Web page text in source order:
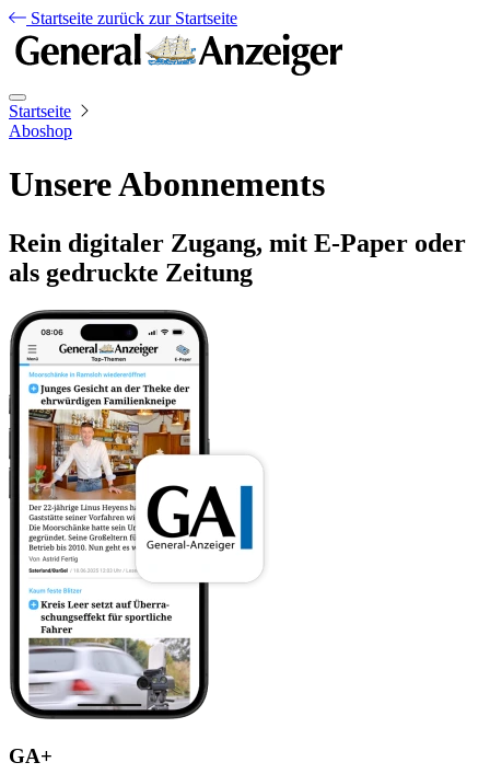
Startseite zurück zur Startseite
Startseite
Aboshop
Unsere Abonnements
Rein digitaler Zugang, mit E-Paper oder
als gedruckte Zeitung
GA+